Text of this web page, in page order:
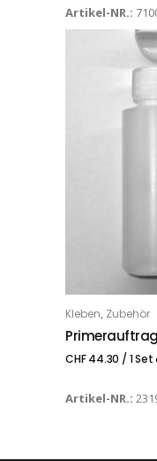
Artikel-NR.:
IN DEN
Kleben, Zubehör
CHF44.30 / 1 Set
Artikel-NR.: